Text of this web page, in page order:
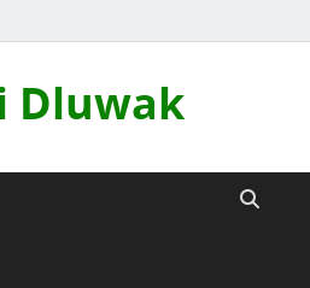
Dluwak